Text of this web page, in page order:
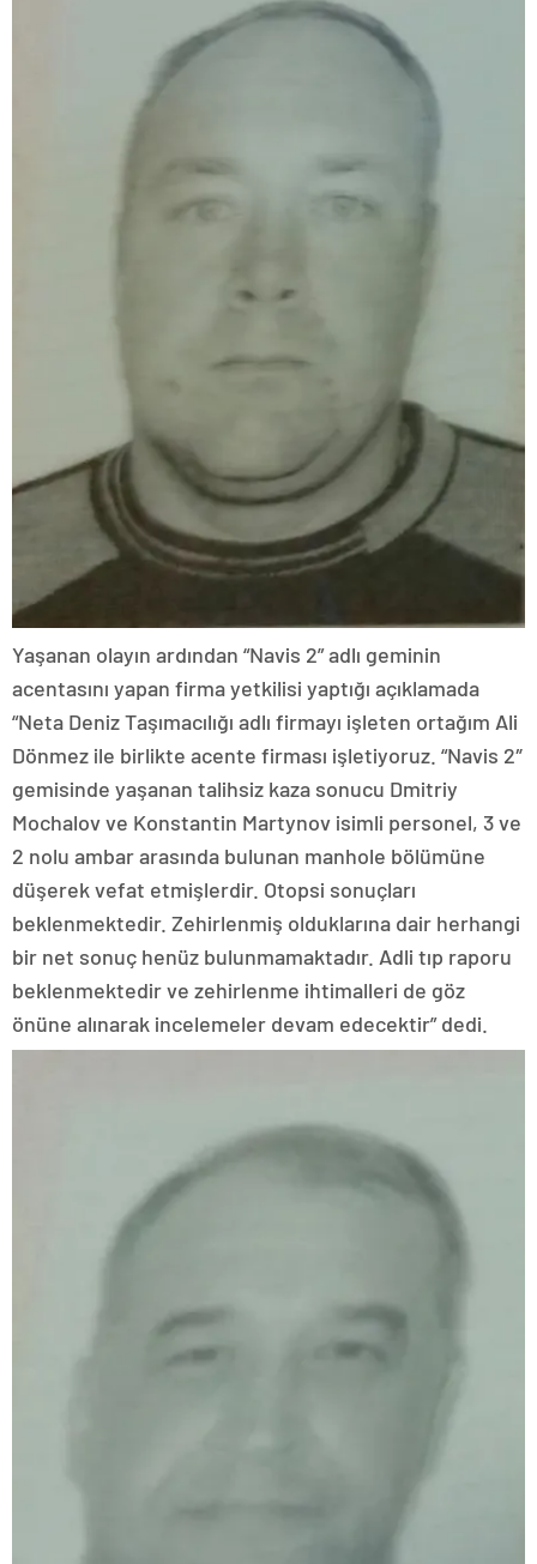
Yaşanan olayın ardından “Navis 2” adlı geminin
acentasını yapan firma yetkilisi yaptığı açıklamada
“Neta Deniz Taşımacılığı adlı firmayı işleten ortağım Ali
Dönmez ile birlikte acente firması işletiyoruz. “Navis 2″
gemisinde yaşanan talihsiz kaza sonucu Dmitriy
Mochalov ve Konstantin Martynov isimli personel, 3 ve
2 nolu ambar arasında bulunan manhole bölümüne
düşerek vefat etmişlerdir. Otopsi sonuçları
beklenmektedir. Zehirlenmiş olduklarına dair herhangi
bir net sonuç henüz bulunmamaktadır. Adli tıp raporu
beklenmektedir ve zehirlenme ihtimalleri de göz
önüne alınarak incelemeler devam edecektir” dedi.